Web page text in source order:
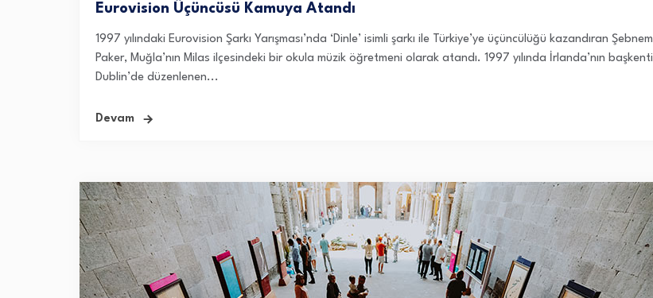
Eurovision Üçüncüsü Kamuya Atandı
1997 yılındaki Eurovision Şarkı Yarışması’nda ‘Dinle’ isimli şarkı ile Türkiye’ye üçüncülüğü kazandıran Şebnem
Paker, Muğla’nın Milas ilçesindeki bir okula müzik öğretmeni olarak atandı. 1997 yılında İrlanda’nın başkenti
Dublin’de düzenlenen...
Devam